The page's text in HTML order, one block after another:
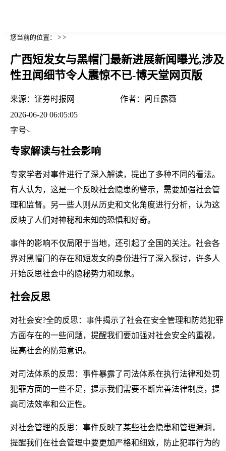
您当前的位置： > >
广西短发女与黑帽门最新进展新闻曝光,涉及
性丑闻细节令人震惊不已-博天堂网页版
来源： 证券时报网 作者： 闾丘露薇
2026-06-20 06:05:05
字号
专家解读与社会影响
专家学者对事件进行了深入解读，提出了多种不同的看法。
有人认为，这是一个反映社会隐患的警示，需要加强社会管
理和监督。另一些人则从历史和文化角度进行分析，认为这
反映了人们对神秘和未知的恐惧和好奇。
事件的影响不仅局限于当地，还引起了全国的关注。社会各
界对黑帽门的存在和短发女的身份进行了深入探讨，许多人
开始反思社会中的隐秘势力和现象。
社会反思
对社会安?全的反思：事件揭示了社会在安全管理和防范犯罪
方面存在的一些问题，提醒我们要加强对社会安全的重视，
提高社会的防范意识。
对司法体系的反思：事件暴露了司法体系在执行法律和处罚
犯罪方面的一些不足，提示我们需要不断完善法律制度，提
高司法效率和公正性。
对社会管理的反思：事件反映了某些社会隐患和管理漏洞，
提醒我们在社会管理中要更加严格和细致，防止犯罪行为的